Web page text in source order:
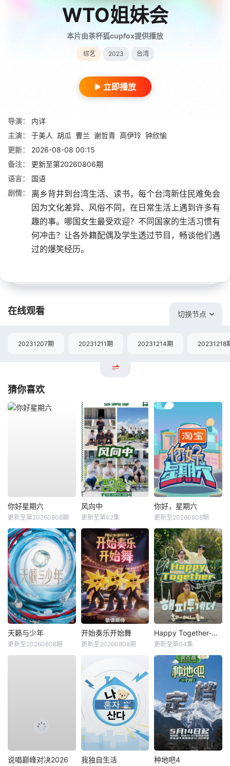
WTO姐妹会
本片由茶杯狐cupfox提供播放
综艺 2023 台湾
立即播放
导演：
内详
主演：
于美人 胡瓜 曹兰 谢哲青 高伊玲 钟欣愉
更新：
2026-08-08 00:15
备注：
更新至第20260806期
语言：
国语
剧情：
离乡背井到台湾生活、读书，每个台湾新住民难免会
因为文化差异、风俗不同，在日常生活上遇到许多有
趣的事。哪国女生最受欢迎？不同国家的生活习惯有
何冲击？让各外籍配偶及学生透过节目，畅谈他们遇
过的爆笑经历。
在线观看 切换节点
20231207期 20231211期 20231214期 20231218
猜你喜欢
你好星期六
更新至第20260808期
风向中
更新至第02集
你好，星期六
更新至20260808期
天籁与少年
更新至20260808期
开始奏乐开始舞
更新至20260808期
Happy Together-不是一个人真好
更新至第04集
说唱巅峰对决2026 我独自生活 种地吧4